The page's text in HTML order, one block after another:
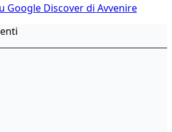
Google Discover di Avvenire